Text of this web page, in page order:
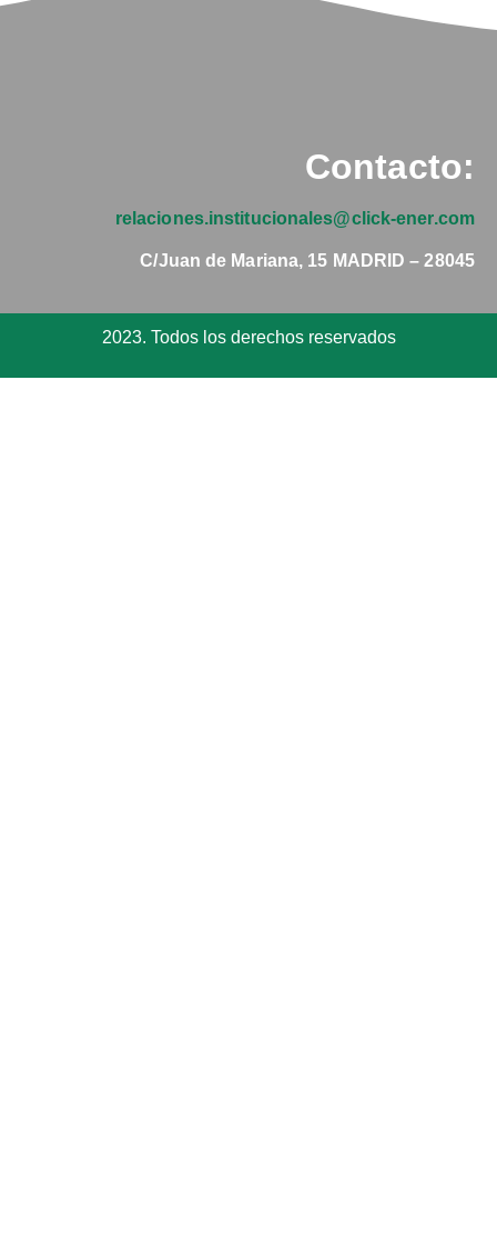
Contacto:
relaciones.institucionales@click-ener.com
C/Juan de Mariana, 15 MADRID – 28045
2023. Todos los derechos reservados